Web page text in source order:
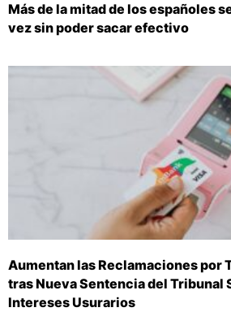
Más de la mitad de los españoles
vez sin poder sacar efectivo
Aumentan las Reclamaciones por
tras Nueva Sentencia del Tribunal
Intereses Usurarios